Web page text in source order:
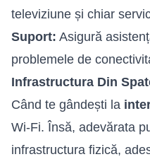
televiziune și chiar
Suport: Asigură
problemele de
Infrastructura Din
Când te gândești la
Wi-Fi. Însă, adevărata
infrastructura fizică,